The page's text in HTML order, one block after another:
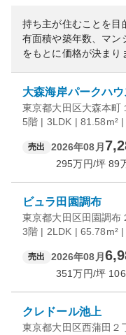
持ち主が住むことを目
有面積や築年数、マン
をもとに価格が決まり
大森海岸パークハウ
東京都大田区大森本町
5階 | 3LDK | 81.58m² |
売出 2026年08月
295万円/坪 89
ビュラ田園調布
東京都大田区田園調布
3階 | 2LDK | 65.78m² |
売出 2026年08月
351万円/坪 106
クレドール池上
東京都大田区西蒲田２